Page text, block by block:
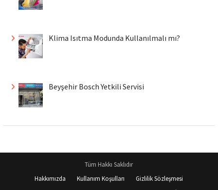
Klima Isıtma Modunda Kullanılmalı mı?
Beyşehir Bosch Yetkili Servisi
Tüm Hakkı Saklıdır
Hakkımızda
Kullanım Koşulları
Gizlilik Sözleşmesi